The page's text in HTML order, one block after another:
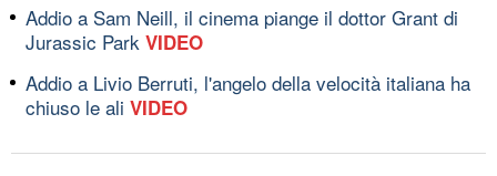
Addio a Sam Neill, il cinema piange il dottor Grant di
Jurassic Park VIDEO
Addio a Livio Berruti, l'angelo della velocità italiana ha
chiuso le ali VIDEO